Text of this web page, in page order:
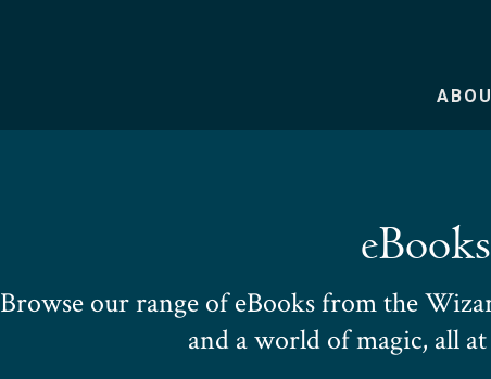
eBooks
Browse our range of eBooks from the
and a world of magic, all